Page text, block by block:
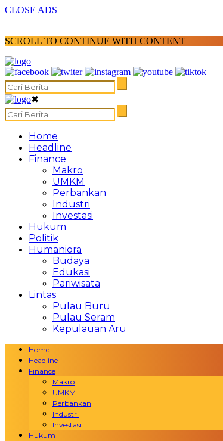
CLOSE ADS
SCROLL TO CONTINUE WITH CONTENT
✖
Home
Headline
Finance
Makro
UMKM
Perbankan
Industri
Investasi
Hukum
Politik
Humaniora
Budaya
Edukasi
Pariwisata
Lintas
Pulau Buru
Pulau Seram
Kepulauan Aru
Home
Headline
Finance
Makro
UMKM
Perbankan
Industri
Investasi
Hukum